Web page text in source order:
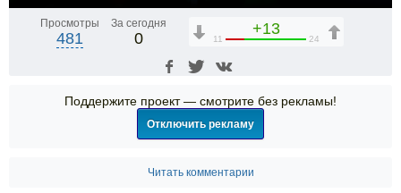
Просмотры
481
За сегодня
0
+13
11 24
Поддержите проект — смотрите без рекламы!
Отключить рекламу
Читать комментарии